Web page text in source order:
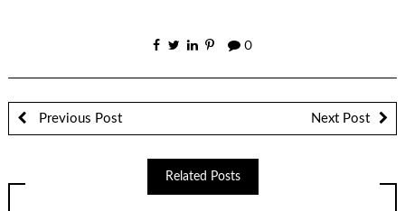
0
Previous Post Next Post
Related Posts